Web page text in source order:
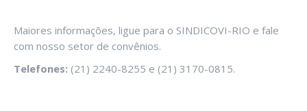
Maiores informações, ligue para o SINDICOVI-RIO e fale
com nosso setor de convênios.
Telefones: (21) 2240-8255 e (21) 3170-0815.